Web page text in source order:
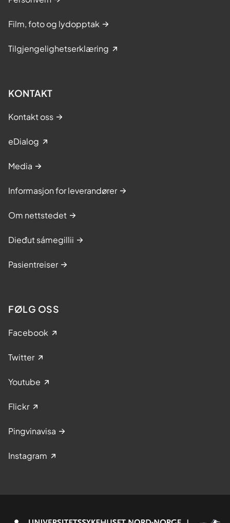
Film, foto og lydopptak
Tilgjengelighetserklæring
KONTAKT
Kontakt oss
eDialog
Media
Informasjon for leverandører
Om nettstedet
Dieđut sámegillii
Pasientreiser
FØLG OSS
Facebook
Twitter
Youtube
Flickr
Pingvinavisa
Instagram